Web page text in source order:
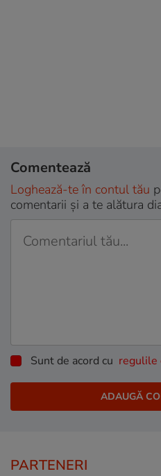
Comentează
Loghează-te în contul tău
comentarii și a te alătura
Sunt de acord cu regulile
PARTENERI